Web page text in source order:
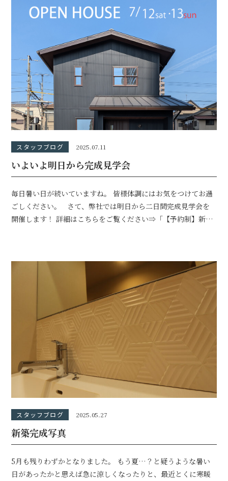
スタッフブログ 2025.07.11
いよいよ明日から完成見学会
毎日暑い日が続いていますね。 皆様体調にはお気をつけてお過
ごしください。 さて、弊社では明日から二日間完成見学会を
開催します！ 詳細はこちらをご覧ください⇒「【予約制】新築
スタッフブログ 2025.05.27
新築完成写真
5月も残りわずかとなりました。 もう夏…？と疑うような暑い
日があったかと思えば急に涼しくなったりと、最近とくに寒暖